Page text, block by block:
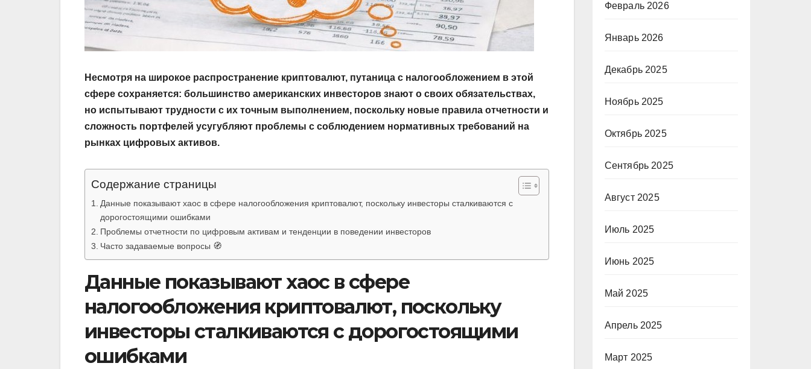
Несмотря на широкое распространение криптовалют, путаница с налогообложением в этой
сфере сохраняется: большинство американских инвесторов знают о своих обязательствах,
но испытывают трудности с их точным выполнением, поскольку новые правила отчетности и
сложность портфелей усугубляют проблемы с соблюдением нормативных требований на
рынках цифровых активов.
Содержание страницы
Данные показывают хаос в сфере налогообложения криптовалют, поскольку инвесторы сталкиваются с
дорогостоящими ошибками
Проблемы отчетности по цифровым активам и тенденции в поведении инвесторов
Часто задаваемые вопросы 🧭
Данные показывают хаос в сфере
налогообложения криптовалют, поскольку
инвесторы сталкиваются с дорогостоящими
ошибками
Февраль 2026
Январь 2026
Декабрь 2025
Ноябрь 2025
Октябрь 2025
Сентябрь 2025
Август 2025
Июль 2025
Июнь 2025
Май 2025
Апрель 2025
Март 2025